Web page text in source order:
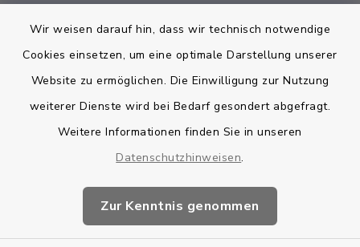
Wir weisen darauf hin, dass wir technisch notwendige
Cookies einsetzen, um eine optimale Darstellung unserer
Website zu ermöglichen. Die Einwilligung zur Nutzung
weiterer Dienste wird bei Bedarf gesondert abgefragt.
Weitere Informationen finden Sie in unseren
Datenschutzhinweisen.
Zur Kenntnis genommen
Barrierefreiheit
Datenschutz
Impressum
Sitemap
Cookie-Einstellungen